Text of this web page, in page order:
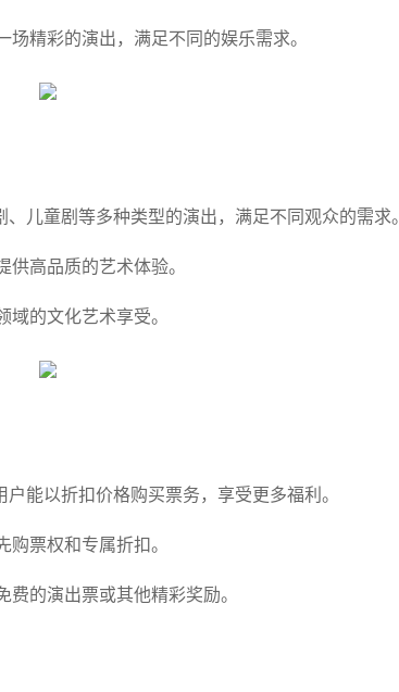
精彩的演出，满足不同的娱乐需求。
儿童剧等多种类型的演出，满足不同观众的需求。
高品质的艺术体验。
的文化艺术享受。
能以折扣价格购买票务，享受更多福利。
票权和专属折扣。
的演出票或其他精彩奖励。